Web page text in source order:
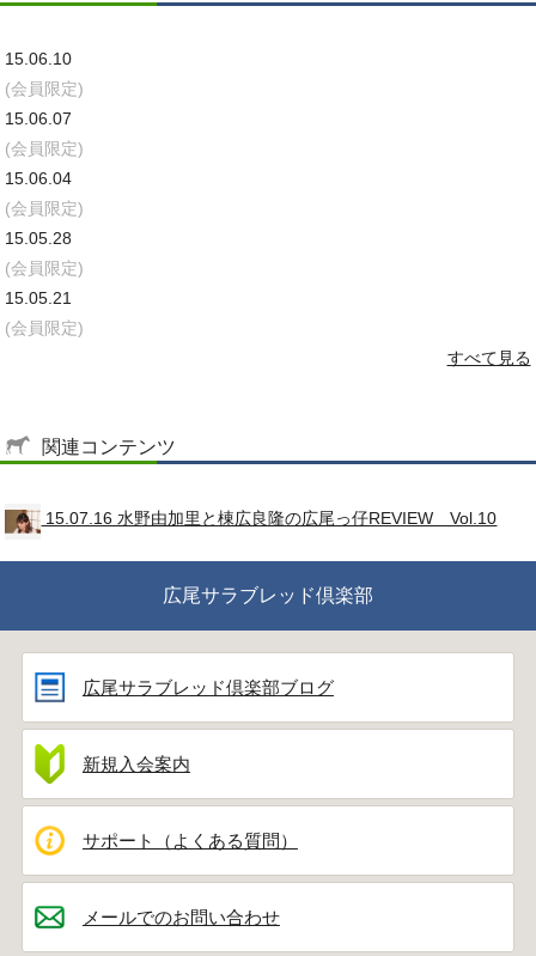
15.06.10
(会員限定)
15.06.07
(会員限定)
15.06.04
(会員限定)
15.05.28
(会員限定)
15.05.21
(会員限定)
すべて見る
関連コンテンツ
15.07.16 水野由加里と棟広良隆の広尾っ仔REVIEW Vol.10
広尾サラブレッド倶楽部
広尾サラブレッド倶楽部ブログ
新規入会案内
サポート（よくある質問）
メールでのお問い合わせ